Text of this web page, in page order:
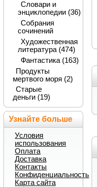
Словари и
энциклопедии (36)
Собрания
сочинений
Художественная
литература (474)
Фантастика (163)
Продукты
мертвого моря (2)
Старые
деньги (19)
Узнайте больше
Условия
использования
Оплата
Доставка
Контакты
Конфиденциальность
Карта сайта